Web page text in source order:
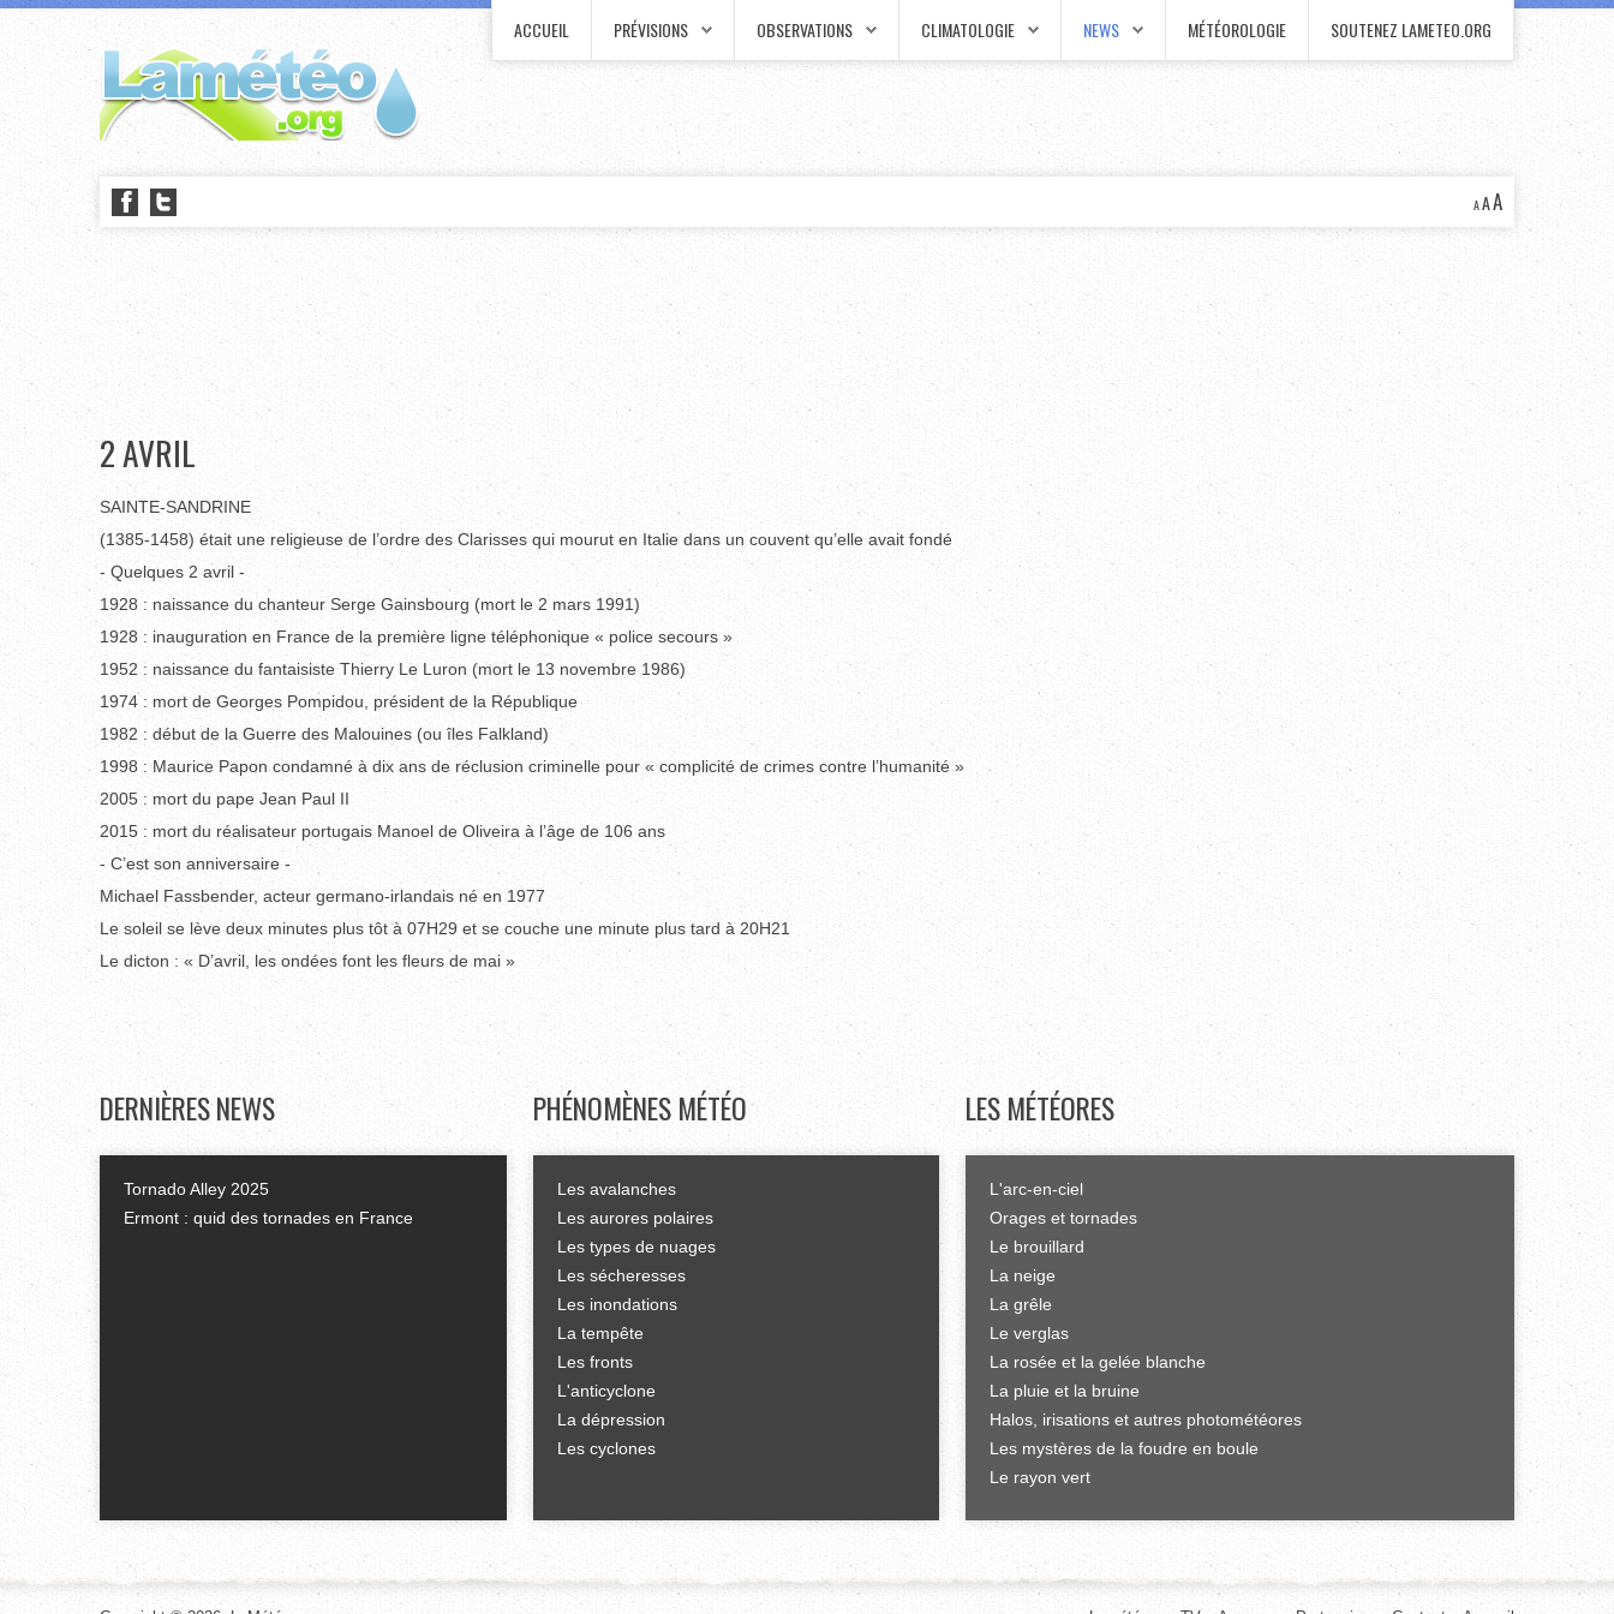
ACCUEIL PRÉVISIONS OBSERVATIONS CLIMATOLOGIE NEWS MÉTÉOROLOGIE SOUTENEZ LAMETEO.ORG
AAA
2 AVRIL
SAINTE-SANDRINE
(1385-1458) était une religieuse de l’ordre des Clarisses qui mourut en Italie dans un couvent qu’elle avait fondé
- Quelques 2 avril -
1928 : naissance du chanteur Serge Gainsbourg (mort le 2 mars 1991)
1928 : inauguration en France de la première ligne téléphonique « police secours »
1952 : naissance du fantaisiste Thierry Le Luron (mort le 13 novembre 1986)
1974 : mort de Georges Pompidou, président de la République
1982 : début de la Guerre des Malouines (ou îles Falkland)
1998 : Maurice Papon condamné à dix ans de réclusion criminelle pour « complicité de crimes contre l’humanité »
2005 : mort du pape Jean Paul II
2015 : mort du réalisateur portugais Manoel de Oliveira à l’âge de 106 ans
- C’est son anniversaire -
Michael Fassbender, acteur germano-irlandais né en 1977
Le soleil se lève deux minutes plus tôt à 07H29 et se couche une minute plus tard à 20H21
Le dicton : « D’avril, les ondées font les fleurs de mai »
DERNIÈRESNEWS
Tornado Alley 2025
Ermont : quid des tornades en France
PHÉNOMÈNES MÉTÉO
Les avalanches
Les aurores polaires
Les types de nuages
Les sécheresses
Les inondations
La tempête
Les fronts
L'anticyclone
La dépression
Les cyclones
LES MÉTÉORES
L'arc-en-ciel
Orages et tornades
Le brouillard
La neige
La grêle
Le verglas
La rosée et la gelée blanche
La pluie et la bruine
Halos, irisations et autres photométéores
Les mystères de la foudre en boule
Le rayon vert